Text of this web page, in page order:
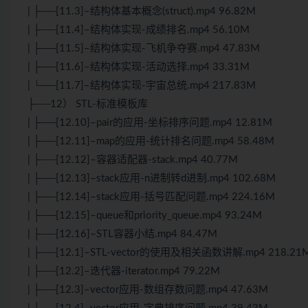
| ├──[11.3]–结构体基本概念(struct).mp4 96.82M
| ├──[11.4]–结构体实现-成绩排名.mp4 56.10M
| ├──[11.5]–结构体实现-飞机争夺赛.mp4 47.83M
| ├──[11.6]–结构体实现-活动选择.mp4 33.31M
| └──[11.7]–结构体实现-宇宙总统.mp4 217.83M
├──12） STL-标准模板库
| ├──[12.10]–pair的应用-坐标排序问题.mp4 12.81M
| ├──[12.11]–map的应用-统计排名问题.mp4 58.48M
| ├──[12.12]–容器适配器-stack.mp4 40.77M
| ├──[12.13]–stack应用-n进制转d进制.mp4 102.68M
| ├──[12.14]–stack应用-括号匹配问题.mp4 224.16M
| ├──[12.15]–queue和priority_queue.mp4 93.24M
| ├──[12.16]–STL容器小结.mp4 84.47M
| ├──[12.1]–STL-vector的使用及相关函数讲解.mp4
| ├──[12.2]–迭代器-iterator.mp4 79.22M
| ├──[12.3]–vector应用-数组存数问题.mp4 47.63M